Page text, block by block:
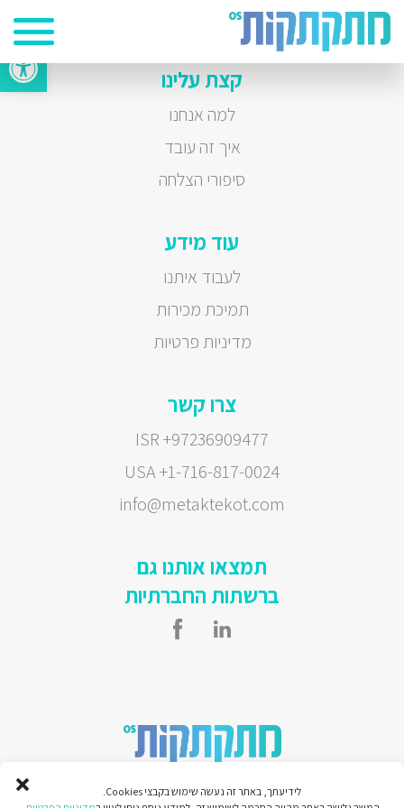
פתח
לידיעתך, באתר זה נעשה שימוש בקבצי Cookies.
Vacancy
קצת עלינו
למה אנחנו
איך זה עובד
סיפורי הצלחה
עוד מידע
לעבוד איתנו
תמיכת מכירות
מדיניות פרטיות
צרו קשר
ISR +97236909477
USA +1-716-817-0024
info@metaktekot.com
תמצאו אותנו גם
ברשתות החברתיות